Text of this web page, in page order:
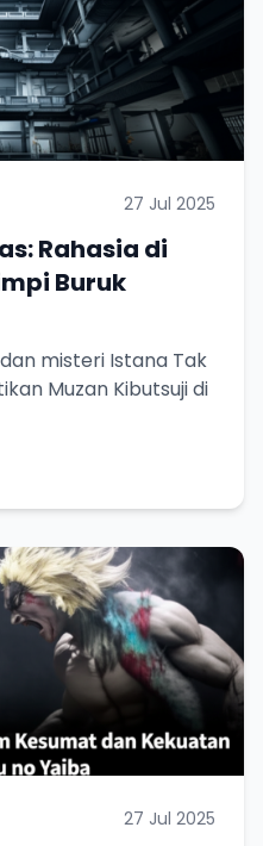
27 Jul 2025
Rahasia di
Buruk
misteri Istana Tak
Muzan Kibutsuji di
27 Jul 2025